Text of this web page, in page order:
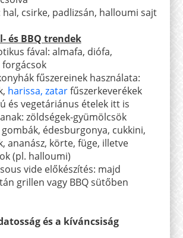
hal, csirke, padlizsán, halloumi sajt
és BBQ trendek
fával: almafa, diófa,
forgácsok
fűszereinek használata:
harissa, zatar fűszerkeverékek
és vegetáriánus ételek itt is
zöldségek-gyümölcsök
édesburgonya, cukkini,
ananász, körte, füge, illetve
(pl. halloumi)
vide előkészítés: majd
grillen vagy BBQ sütőben
és a kíváncsiság